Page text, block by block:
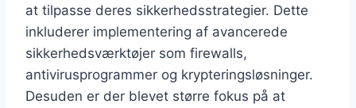
at tilpasse deres sikkerhedsstrategier. Dette
inkluderer implementering af avancerede
sikkerhedsværktøjer som firewalls,
antivirusprogrammer og krypteringsløsninger.
Desuden er der blevet større fokus på at